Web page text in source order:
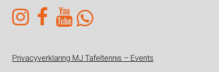
Privacyverklaring MJ Tafeltennis – Events